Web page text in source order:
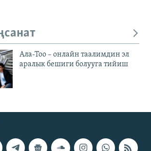
Ала-Тоо – онлайн таалимдин эл
аралык бешиги болууга тийиш